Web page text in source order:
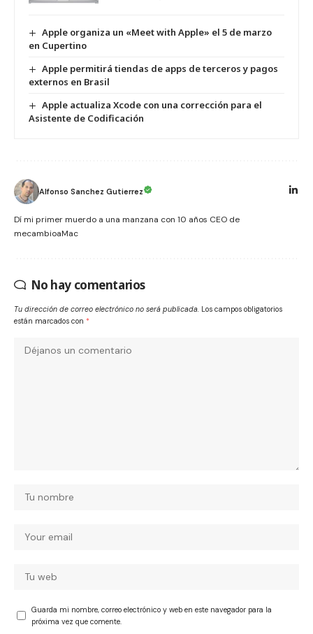
Apple organiza un «Meet with Apple» el 5 de marzo
en Cupertino
Apple permitirá tiendas de apps de terceros y pagos
externos en Brasil
Apple actualiza Xcode con una corrección para el
Asistente de Codificación
Alfonso Sanchez Gutierrez
Dí mi primer muerdo a una manzana con 10 años CEO de
mecambioaMac
No hay comentarios
Tu dirección de correo electrónico no será publicada. Los campos obligatorios
están marcados con *
Guarda mi nombre, correo electrónico y web en este navegador para la
próxima vez que comente.